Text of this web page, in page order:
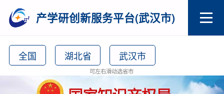
产学研创新服务平台(武汉市)
全国 湖北省 武汉市
可左右滑动选省市